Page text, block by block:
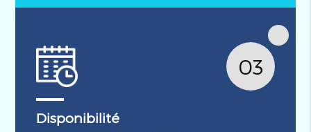
03
Disponibilité